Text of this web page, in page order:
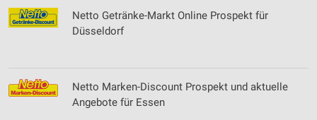
Netto Getränke-Markt Online Prospekt für
Düsseldorf
Netto Marken-Discount Prospekt und aktuelle
Angebote für Essen